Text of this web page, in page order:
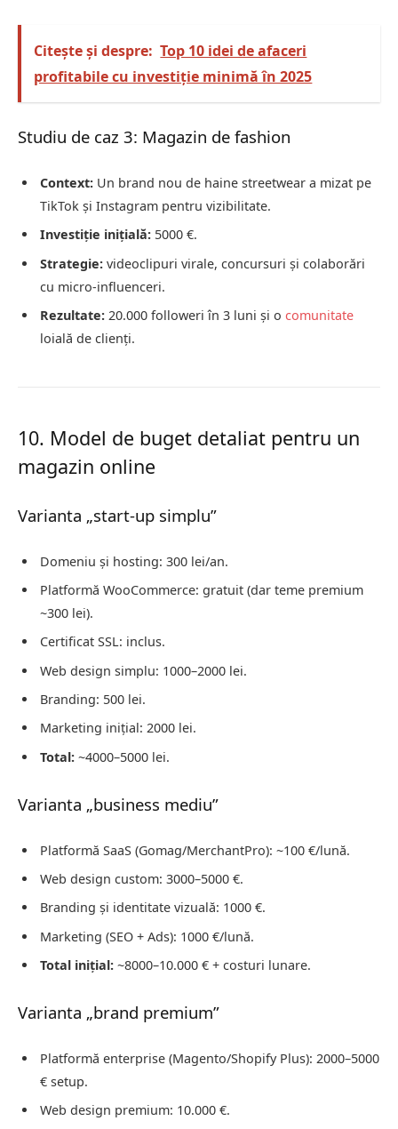
Citește și despre: Top 10 idei de afaceri
profitabile cu investiție minimă în 2025
Studiu de caz 3: Magazin de fashion
Context: Un brand nou de haine streetwear a mizat pe
TikTok și Instagram pentru vizibilitate.
Investiție inițială: 5000 €.
Strategie: videoclipuri virale, concursuri și colaborări
cu micro-influenceri.
Rezultate: 20.000 followeri în 3 luni și o comunitate
loială de clienți.
10. Model de buget detaliat pentru un
magazin online
Varianta „start-up simplu”
Domeniu și hosting: 300 lei/an.
Platformă WooCommerce: gratuit (dar teme premium
~300 lei).
Certificat SSL: inclus.
Web design simplu: 1000–2000 lei.
Branding: 500 lei.
Marketing inițial: 2000 lei.
Total: ~4000–5000 lei.
Varianta „business mediu”
Platformă SaaS (Gomag/MerchantPro): ~100 €/lună.
Web design custom: 3000–5000 €.
Branding și identitate vizuală: 1000 €.
Marketing (SEO + Ads): 1000 €/lună.
Total inițial: ~8000–10.000 € + costuri lunare.
Varianta „brand premium”
Platformă enterprise (Magento/Shopify Plus): 2000–5000
€ setup.
Web design premium: 10.000 €.